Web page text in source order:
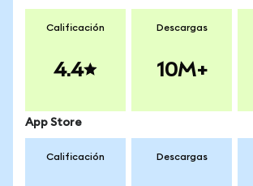
Calificación
4.4
Descargas
10M+
App Store
Calificación Descargas